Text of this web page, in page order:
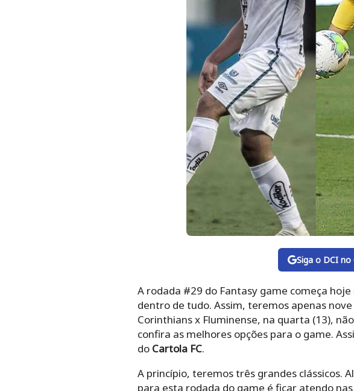
Siga o DCI no
A rodada #29 do Fantasy game começa
dentro de tudo. Assim, teremos apenas nove
Corinthians x Fluminense, na quarta (13),
confira as melhores opções para o game.
do Cartola FC.
A princípio, teremos três grandes clássicos.
para esta rodada do game é ficar atendo